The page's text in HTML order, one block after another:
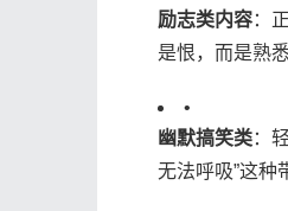
​励志类内容​：
是恨，而是熟
•
​幽默搞笑类​：
无法呼吸”这种